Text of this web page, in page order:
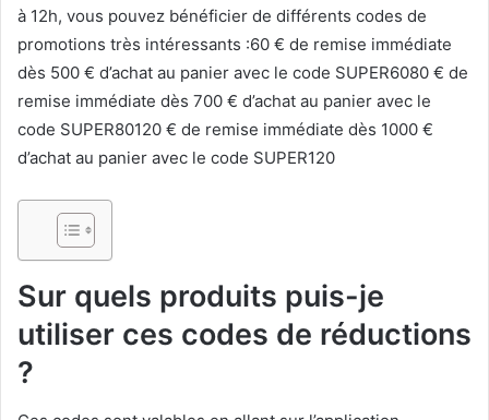
à 12h, vous pouvez bénéficier de différents codes de
promotions très intéressants :60 € de remise immédiate
dès 500 € d’achat au panier avec le code SUPER6080 € de
remise immédiate dès 700 € d’achat au panier avec le
code SUPER80120 € de remise immédiate dès 1000 €
d’achat au panier avec le code SUPER120
Sur quels produits puis-je
utiliser ces codes de réductions
?